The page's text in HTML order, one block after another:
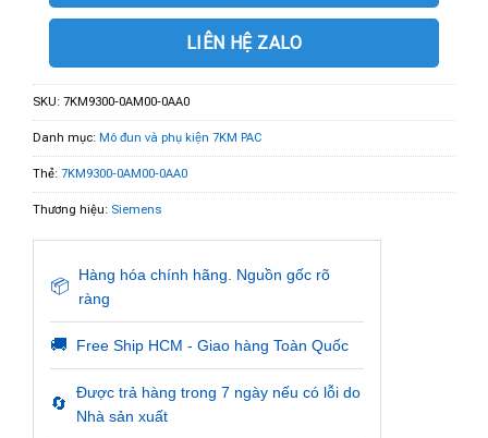
LIÊN HỆ ZALO
SKU: 7KM9300-0AM00-0AA0
Danh mục: Mô đun và phụ kiện 7KM PAC
Thẻ: 7KM9300-0AM00-0AA0
Thương hiệu: Siemens
📦
Hàng hóa chính hãng. Nguồn gốc rõ
ràng
🚚 Free Ship HCM - Giao hàng Toàn Quốc
🔄
Được trả hàng trong 7 ngày nếu có lỗi do
Nhà sản xuất